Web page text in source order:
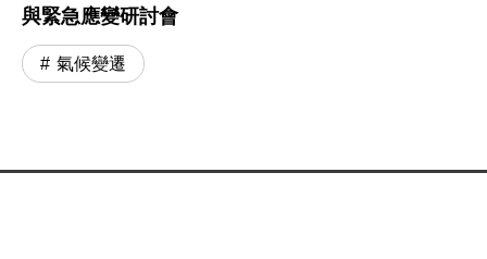
與緊急應變研討會
氣候變遷